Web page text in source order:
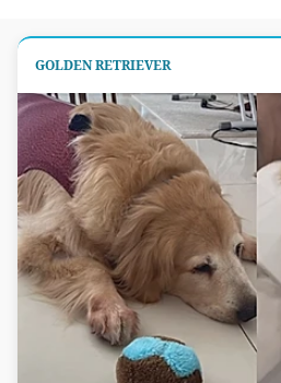
GOLDEN RETRIEVER